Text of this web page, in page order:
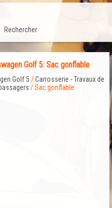
Rechercher
Golf 5: Sac gonflable
Golf 5 /Carrosserie - Travaux de
/ Sac gonflable